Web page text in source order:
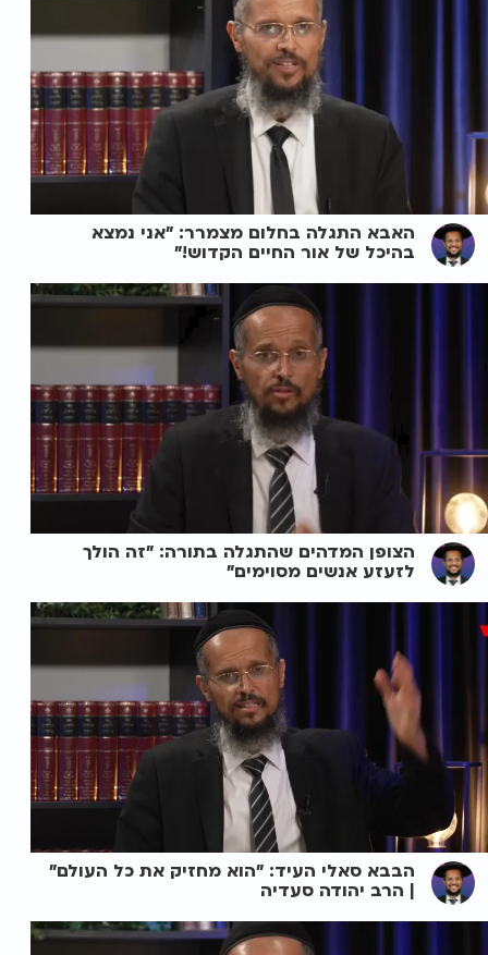
האבא התגלה בחלום מצמרר: "אני נמצא
בהיכל של אור החיים הקדוש!"
הצופן המדהים שהתגלה בתורה: "זה הולך
לזעזע אנשים מסוימים"
הבבא סאלי העיד: "הוא מחזיק את כל העולם"
| הרב יהודה סעדיה